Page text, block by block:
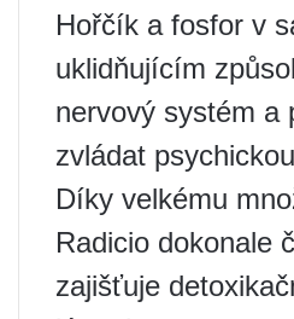
Hořčík a fosfor v
uklidňujícím
nervový systém a
zvládat
Díky velkému
Radicio dokonale
zajišťuje